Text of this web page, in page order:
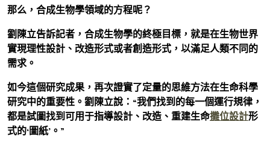
那么，合成生物學領域的方程呢？
劉陳立告訴記者，合成生物學的終極目標，就是在生物世界
實現理性設計、改造形式或者創造形式，以滿足人類不同的
需求。
如今這個研究成果，再次證實了定量的思維方法在生命科學
研究中的重要性。劉陳立說：“我們找到的每一個運行規律，
都是試圖找到可用于指導設計、改造、重建生命攤位設計形
式的‘圖紙’。”